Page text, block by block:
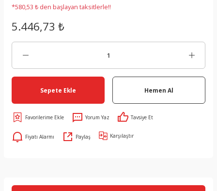
*580,53 ₺ den başlayan taksitlerle!!
5.446,73 ₺
Sepete Ekle Hemen Al
Yorum Yaz Tavsiye Et
Fiyatı Alarmı Paylaş Karşılaştır